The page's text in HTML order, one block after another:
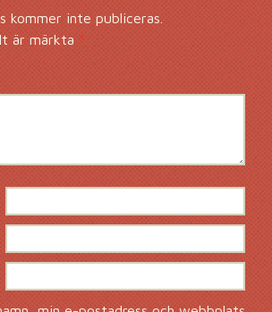
kommer inte publiceras.
är märkta *